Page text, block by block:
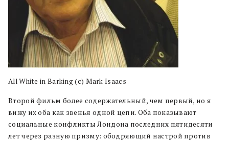
All White in Barking (c) Mark Isaacs
Второй фильм более содержательный, чем первый, но я
вижу их оба как звенья одной цепи. Оба показывают
социальные конфликты Лондона последних пятидесяти
лет через разную призму: ободряющий настрой против